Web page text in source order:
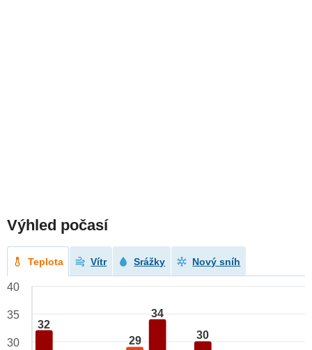
Výhled počasí
Teplota Vítr Srážky Nový sníh
32
29
34
30
40
35
30